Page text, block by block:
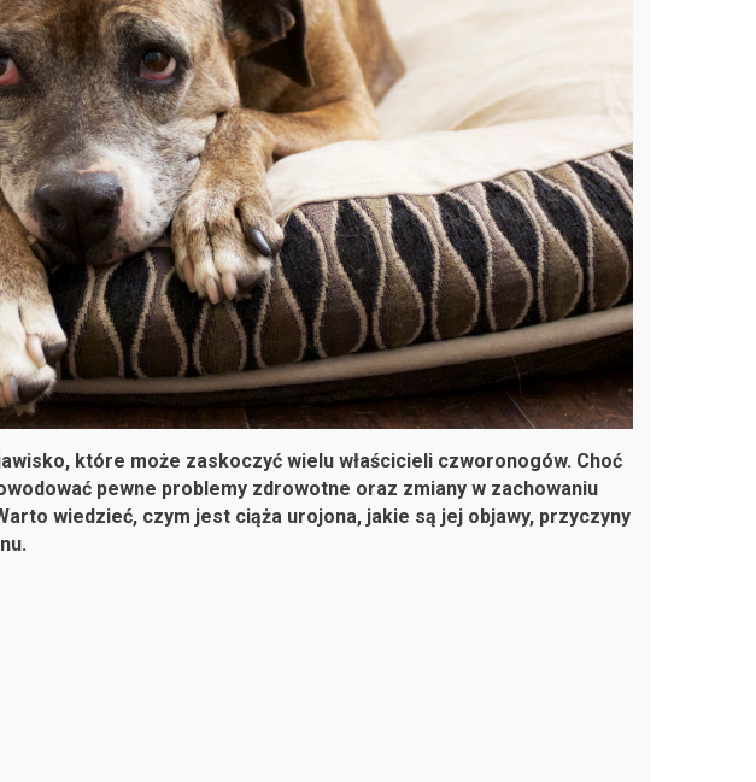
które może zaskoczyć wielu właścicieli czworonogów. Choć
pewne problemy zdrowotne oraz zmiany w zachowaniu
wiedzieć, czym jest ciąża urojona, jakie są jej objawy, przyczyny